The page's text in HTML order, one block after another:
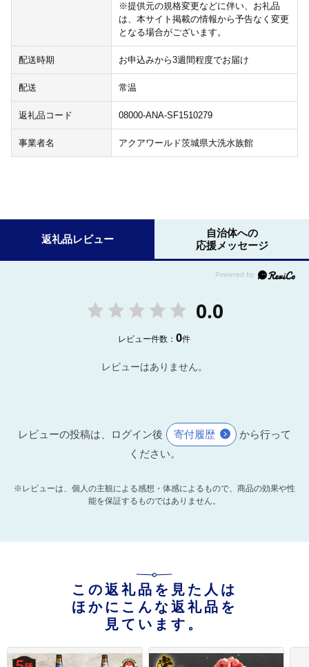
※提供元の規格変更などに伴い、お礼品
は、本サイト掲載の情報から予告なく変更
となる場合がございます。
配送時期 お申込みから3週間程度でお届け
配送 常温
返礼品コード 08000-ANA-SF1510279
事業者名 アクアワールド茨城県大洗水族館
返礼品レビュー
自治体への
応援メッセージ
0.0
レビュー件数：0件
レビューはありません。
レビューの投稿は、ログイン後 寄付履歴
から行って
ください。
※レビューは、個人の主観による感想・体感によるもので、商品の効果や性
能を保証するものではありません。
この返礼品を見た人は
ほかにこんな返礼品を
見ています。